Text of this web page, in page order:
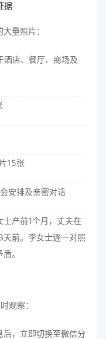
据
量照片：
酒店、餐厅、商场及
15张
安排及亲密对话
产前1个月，丈夫在
天前。李女士逐一对照
。
观察：
，立即切换至微信分